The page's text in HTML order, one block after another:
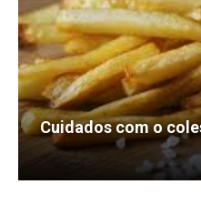
Cuidados com o